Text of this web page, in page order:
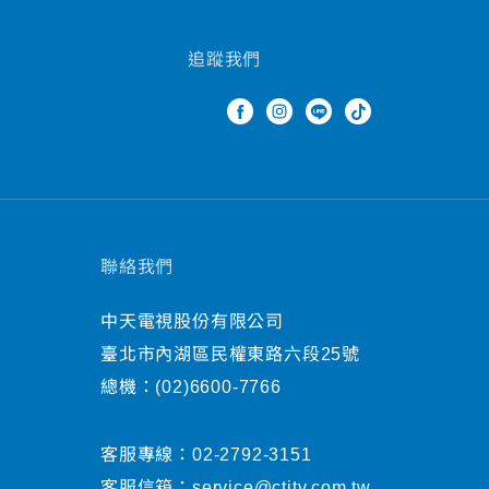
追蹤我們
聯絡我們
中天電視股份有限公司
臺北市內湖區民權東路六段25號
總機： (02)6600-7766
客服專線： 02-2792-3151